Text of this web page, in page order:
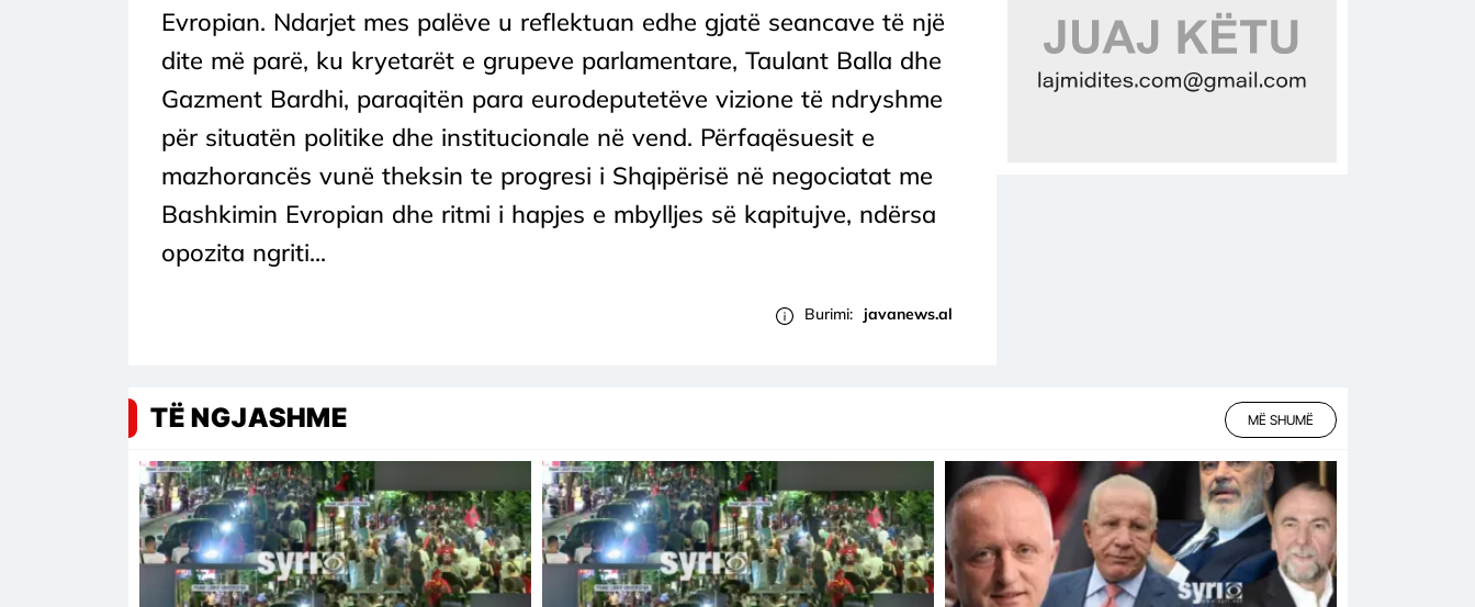
Evropian. Ndarjet mes palëve u reflektuan edhe gjatë seancave të një
dite më parë, ku kryetarët e grupeve parlamentare, Taulant Balla dhe
Gazment Bardhi, paraqitën para eurodeputetëve vizione të ndryshme
për situatën politike dhe institucionale në vend. Përfaqësuesit e
mazhorancës vunë theksin te progresi i Shqipërisë në negociatat me
Bashkimin Evropian dhe ritmi i hapjes e mbylljes së kapitujve, ndërsa
opozita ngriti...
Burimi: javanews.al
TË NGJASHME MË SHUMË